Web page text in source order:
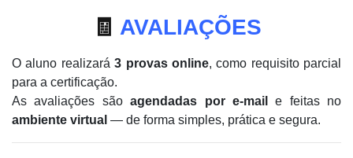
🧾 AVALIAÇÕES
O aluno realizará3 provas online, como requisito parcial
para a certificação.
As avaliações sãoagendadas por e-mail
e feitas no
ambiente virtual — de forma simples, prática e segura.